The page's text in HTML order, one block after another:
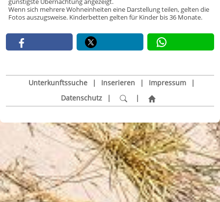
Wenn sich mehrere Wohneinheiten eine Darstellung teilen, gelten die
Fotos auszugsweise. Kinderbetten gelten für Kinder bis 36 Monate.
Unterkunftssuche | Inserieren | Impressum
|
Datenschutz
| |